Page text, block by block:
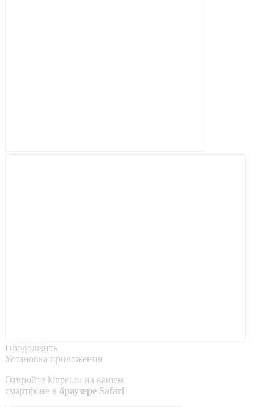
Продолжить
Установка приложения
Откройте kinpet.ru на вашем
смартфоне в браузере Safari